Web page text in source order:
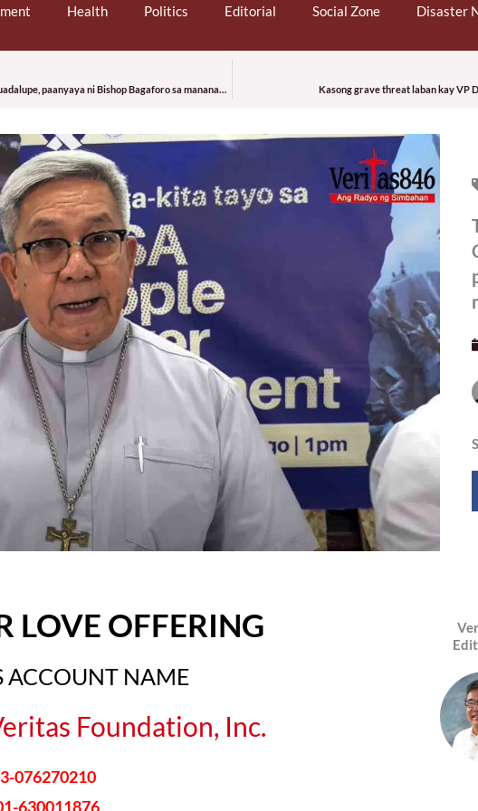
Health Politics Editorial Social Zone Disaster
Samantalahin ang paglalakbay ng pilgrim image ng Our Lady of Guadalupe, paanyaya ni Bishop Bagaforo sa mananampalataya Kasong grave threat laban kay VP
LOVE OFFERING
ACCOUNT NAME
Foundation, Inc.
076270210
630011876